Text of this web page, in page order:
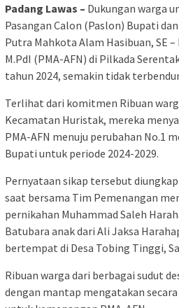
Padang Lawas – Dukungan warga
Pasangan Calon (Paslon) Bupati
Putra Mahkota Alam Hasibuan, SE
M.PdI (PMA-AFN) di Pilkada
tahun 2024, semakin tidak
Terlihat dari komitmen Ribuan
Kecamatan Huristak, mereka
PMA-AFN menuju perubahan No.1
Bupati untuk periode 2024-2029.
Pernyataan sikap tersebut
saat bersama Tim Pemenangan
pernikahan Muhammad Saleh
Batubara anak dari Ali Jaksa
bertempat di Desa Tobing Tinggi,
Ribuan warga dari berbagai sudut
dengan mantap mengatakan